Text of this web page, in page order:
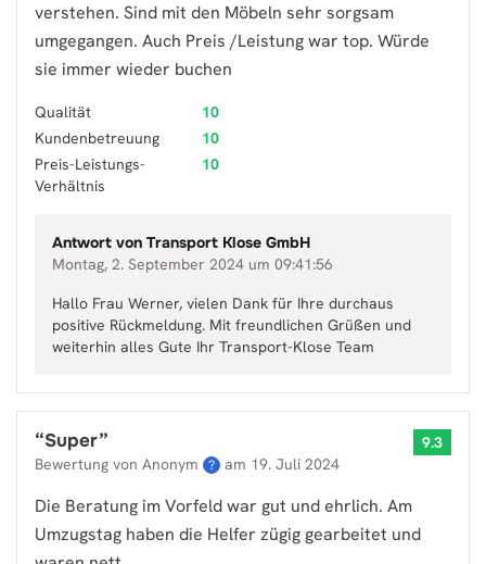
verstehen. Sind mit den Möbeln sehr sorgsam
umgegangen. Auch Preis /Leistung war top. Würde
sie immer wieder buchen
Qualität
10
Kundenbetreuung
10
Preis-Leistungs-
Verhältnis
10
Antwort von Transport Klose GmbH
Montag, 2. September 2024 um 09:41:56
Hallo Frau Werner, vielen Dank für Ihre durchaus
positive Rückmeldung. Mit freundlichen Grüßen und
weiterhin alles Gute Ihr Transport-Klose Team
“Super”
Bewertung von Anonym ? am 19. Juli 2024
9.3
Die Beratung im Vorfeld war gut und ehrlich. Am
Umzugstag haben die Helfer zügig gearbeitet und